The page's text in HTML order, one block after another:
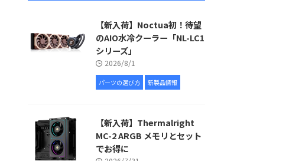
【新入荷】Noctua初！待望
のAIO水冷クーラー「NL-LC1
シリーズ」
2026/8/1
パーツの選び方 新製品情報
【新入荷】Thermalright
MC-2 ARGB メモリとセット
でお得に